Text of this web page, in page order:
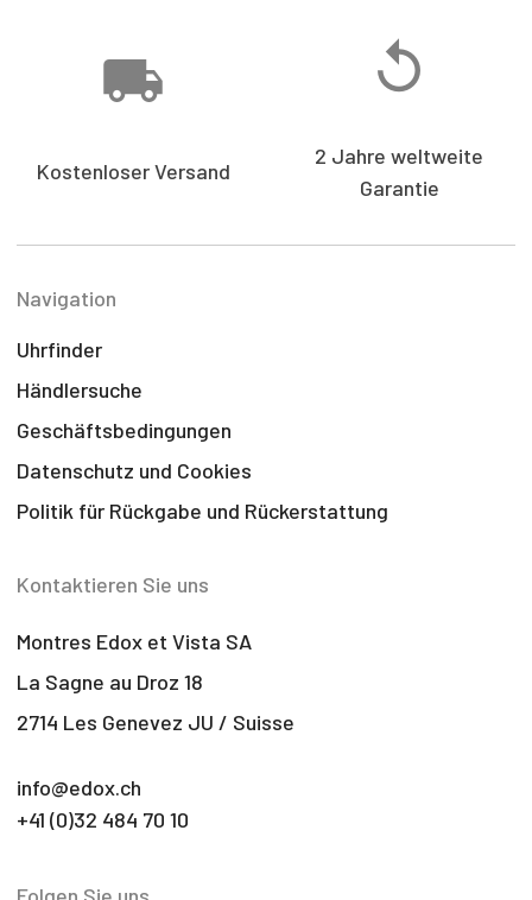
Kostenloser Versand
2 Jahre weltweite
Garantie
Navigation
Uhrfinder
Händlersuche
Geschäftsbedingungen
Datenschutz und Cookies
Politik für Rückgabe und Rückerstattung
Kontaktieren Sie uns
Montres Edox et Vista SA
La Sagne au Droz 18
2714 Les Genevez JU / Suisse
info@edox.ch
+41 (0)32 484 70 10